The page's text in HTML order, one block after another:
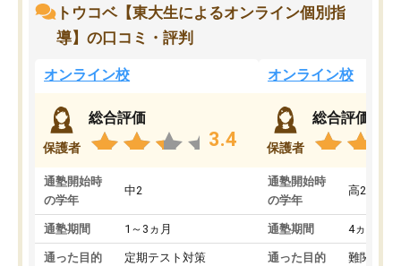
トウコベ【東大生によるオンライン個別指
導】の口コミ・評判
オンライン校
保護者
総合評価
3.4
通塾開始時
の学年
中2
通塾期間 1～3ヵ月
通った目的 定期テスト対策
オンライン校
保護者
総合評価
通塾開始時
の学年
高2
通塾期間 4ヵ月～1
通った目的 難関私立